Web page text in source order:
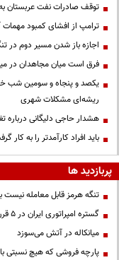
توقف صادرات نفت عربستان به
ترامپ از افشای کمبود
اجازه باز شدن مسیر دوم در
فرق است میان مجاهدان در
یکصد و پنجاه و سومین شب
ریشه‌ای مشکلات شهری
هشدار حاجی دلیگانی درباره
باید افراد کارآمدتر را به
پربازدید ها
تنگه هرمز قابل معامله نیست
گستره امپراتوری ایران در ۵ قرن پیش از میلاد؛ تصویری از ایران ۲۵ قرن پیش
میانکاله در آتش می‌سوزد
پارچه فروشی که هیچ نسبتی با